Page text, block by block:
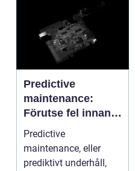
Predictive
maintenance:
Förutse fel innan
de uppstår med
hjälp av sensorer
Predictive
maintenance, eller
prediktivt underhåll,